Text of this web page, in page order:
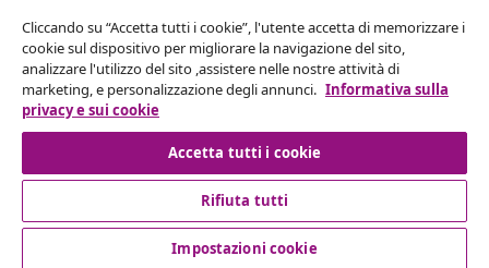
vidaXL
Scopri di più
Cliccando su “Accetta tutti i cookie”, l'utente accetta di memorizzare i
cookie sul dispositivo per migliorare la navigazione del sito,
analizzare l'utilizzo del sito ,assistere nelle nostre attività di
marketing, e personalizzazione degli annunci. Informativa sulla
privacy e sui cookie
Accetta tutti i cookie
Rifiuta tutti
Impostazioni cookie